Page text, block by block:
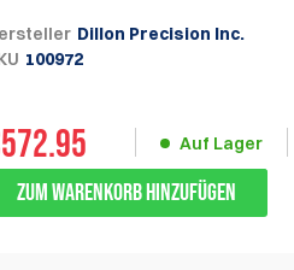
Dillon Precision Inc.
100972
572.95 Auf Lager
Zum Warenkorb hinzufügen